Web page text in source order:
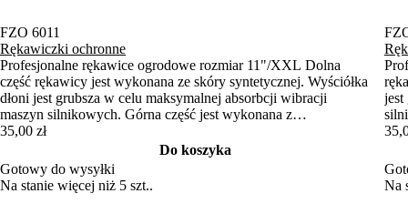
FZO 6011
Rękawiczki ochronne
Profesjonalne rękawice ogrodowe rozmiar 11"/XXL Dolna
część rękawicy jest wykonana ze skóry syntetycznej. Wyściółka
dłoni jest grubsza w celu maksymalnej absorbcji wibracji
maszyn silnikowych. Górna część jest wykonana z
elastycznego neoprenu, a palce są pokryte skórą syntetyczną.
Rękawiczki można również przymocować za pomocą taśmy
Velcro, co zapobiegnie ich ślizganiu.
35,00 zł
Do koszyka
Gotowy do wysyłki
Na stanie więcej niż 5 szt..
jest
Na